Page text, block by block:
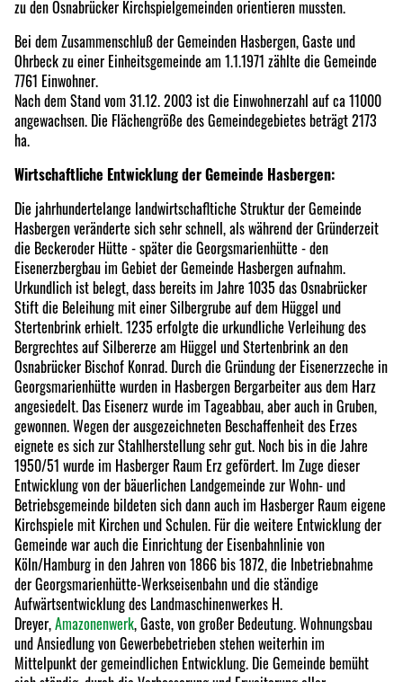
zu den Osnabrücker Kirchspielgemeinden orientieren mussten.
Bei dem Zusammenschluß der Gemeinden Hasbergen, Gaste und
Ohrbeck zu einer Einheitsgemeinde am 1.1.1971 zählte die Gemeinde
7761 Einwohner.
Nach dem Stand vom 31.12. 2003 ist die Einwohnerzahl auf ca 11000
angewachsen. Die Flächengröße des Gemeindegebietes beträgt 2173
ha.
Wirtschaftliche Entwicklung der Gemeinde Hasbergen:
Die jahrhundertelange landwirtschafltiche Struktur der Gemeinde
Hasbergen veränderte sich sehr schnell, als während der Gründerzeit
die Beckeroder Hütte - später die Georgsmarienhütte - den
Eisenerzbergbau im Gebiet der Gemeinde Hasbergen aufnahm.
Urkundlich ist belegt, dass bereits im Jahre 1035 das Osnabrücker
Stift die Beleihung mit einer Silbergrube auf dem Hüggel und
Stertenbrink erhielt. 1235 erfolgte die urkundliche Verleihung des
Bergrechtes auf Silbererze am Hüggel und Stertenbrink an den
Osnabrücker Bischof Konrad. Durch die Gründung der Eisenerzzeche in
Georgsmarienhütte wurden in Hasbergen Bergarbeiter aus dem Harz
angesiedelt. Das Eisenerz wurde im Tageabbau, aber auch in Gruben,
gewonnen. Wegen der ausgezeichneten Beschaffenheit des Erzes
eignete es sich zur Stahlherstellung sehr gut. Noch bis in die Jahre
1950/51 wurde im Hasberger Raum Erz gefördert. Im Zuge dieser
Entwicklung von der bäuerlichen Landgemeinde zur Wohn- und
Betriebsgemeinde bildeten sich dann auch im Hasberger Raum eigene
Kirchspiele mit Kirchen und Schulen. Für die weitere Entwicklung der
Gemeinde war auch die Einrichtung der Eisenbahnlinie von
Köln/Hamburg in den Jahren von 1866 bis 1872, die Inbetriebnahme
der Georgsmarienhütte-Werkseisenbahn und die ständige
Aufwärtsentwicklung des Landmaschinenwerkes H.
Dreyer,Amazonenwerk, Gaste, von großer Bedeutung. Wohnungsbau
und Ansiedlung von Gewerbebetrieben stehen weiterhin im
Mittelpunkt der gemeindlichen Entwicklung. Die Gemeinde bemüht